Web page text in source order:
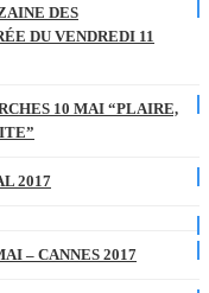
DES
DU VENDREDI 11
10 MAI “PLAIRE,
2017
– CANNES 2017